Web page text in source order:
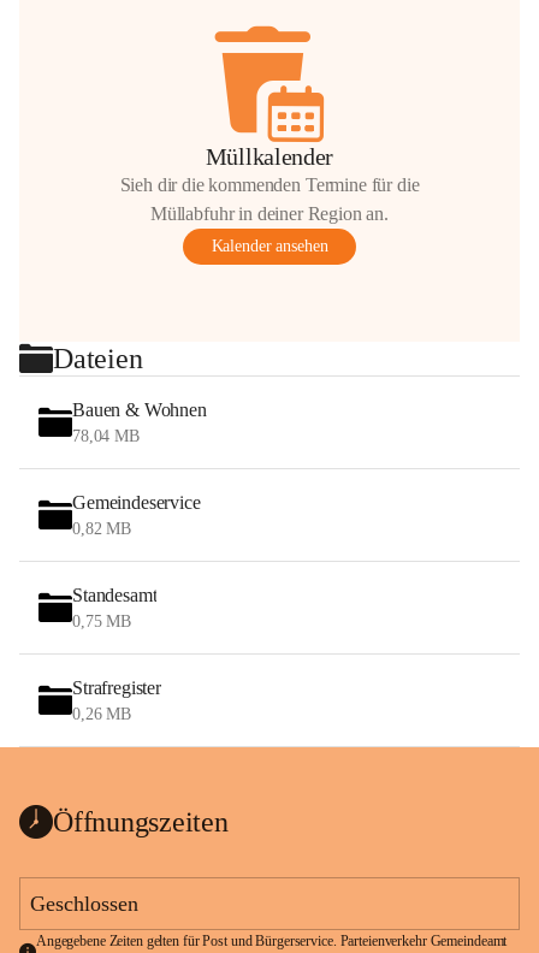
Müllkalender
Sieh dir die kommenden Termine für die
Müllabfuhr in deiner Region an.
Kalender ansehen
Dateien
Bauen & Wohnen
78,04 MB
Gemeindeservice
0,82 MB
Standesamt
0,75 MB
Strafregister
0,26 MB
Öffnungszeiten
Geschlossen
Angegebene Zeiten gelten für Post und Bürgerservice. Parteienverkehr Gemeindeamt